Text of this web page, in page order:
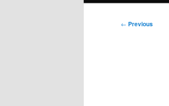
Post
← Previous